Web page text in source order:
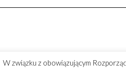
W związku z obowiązującym